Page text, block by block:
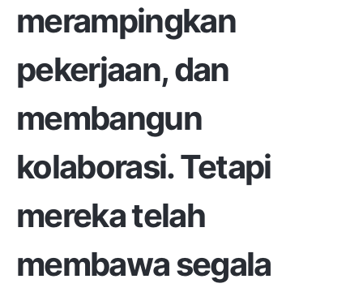
merampingkan
pekerjaan, dan
membangun
kolaborasi. Tetapi
mereka telah
membawa segala